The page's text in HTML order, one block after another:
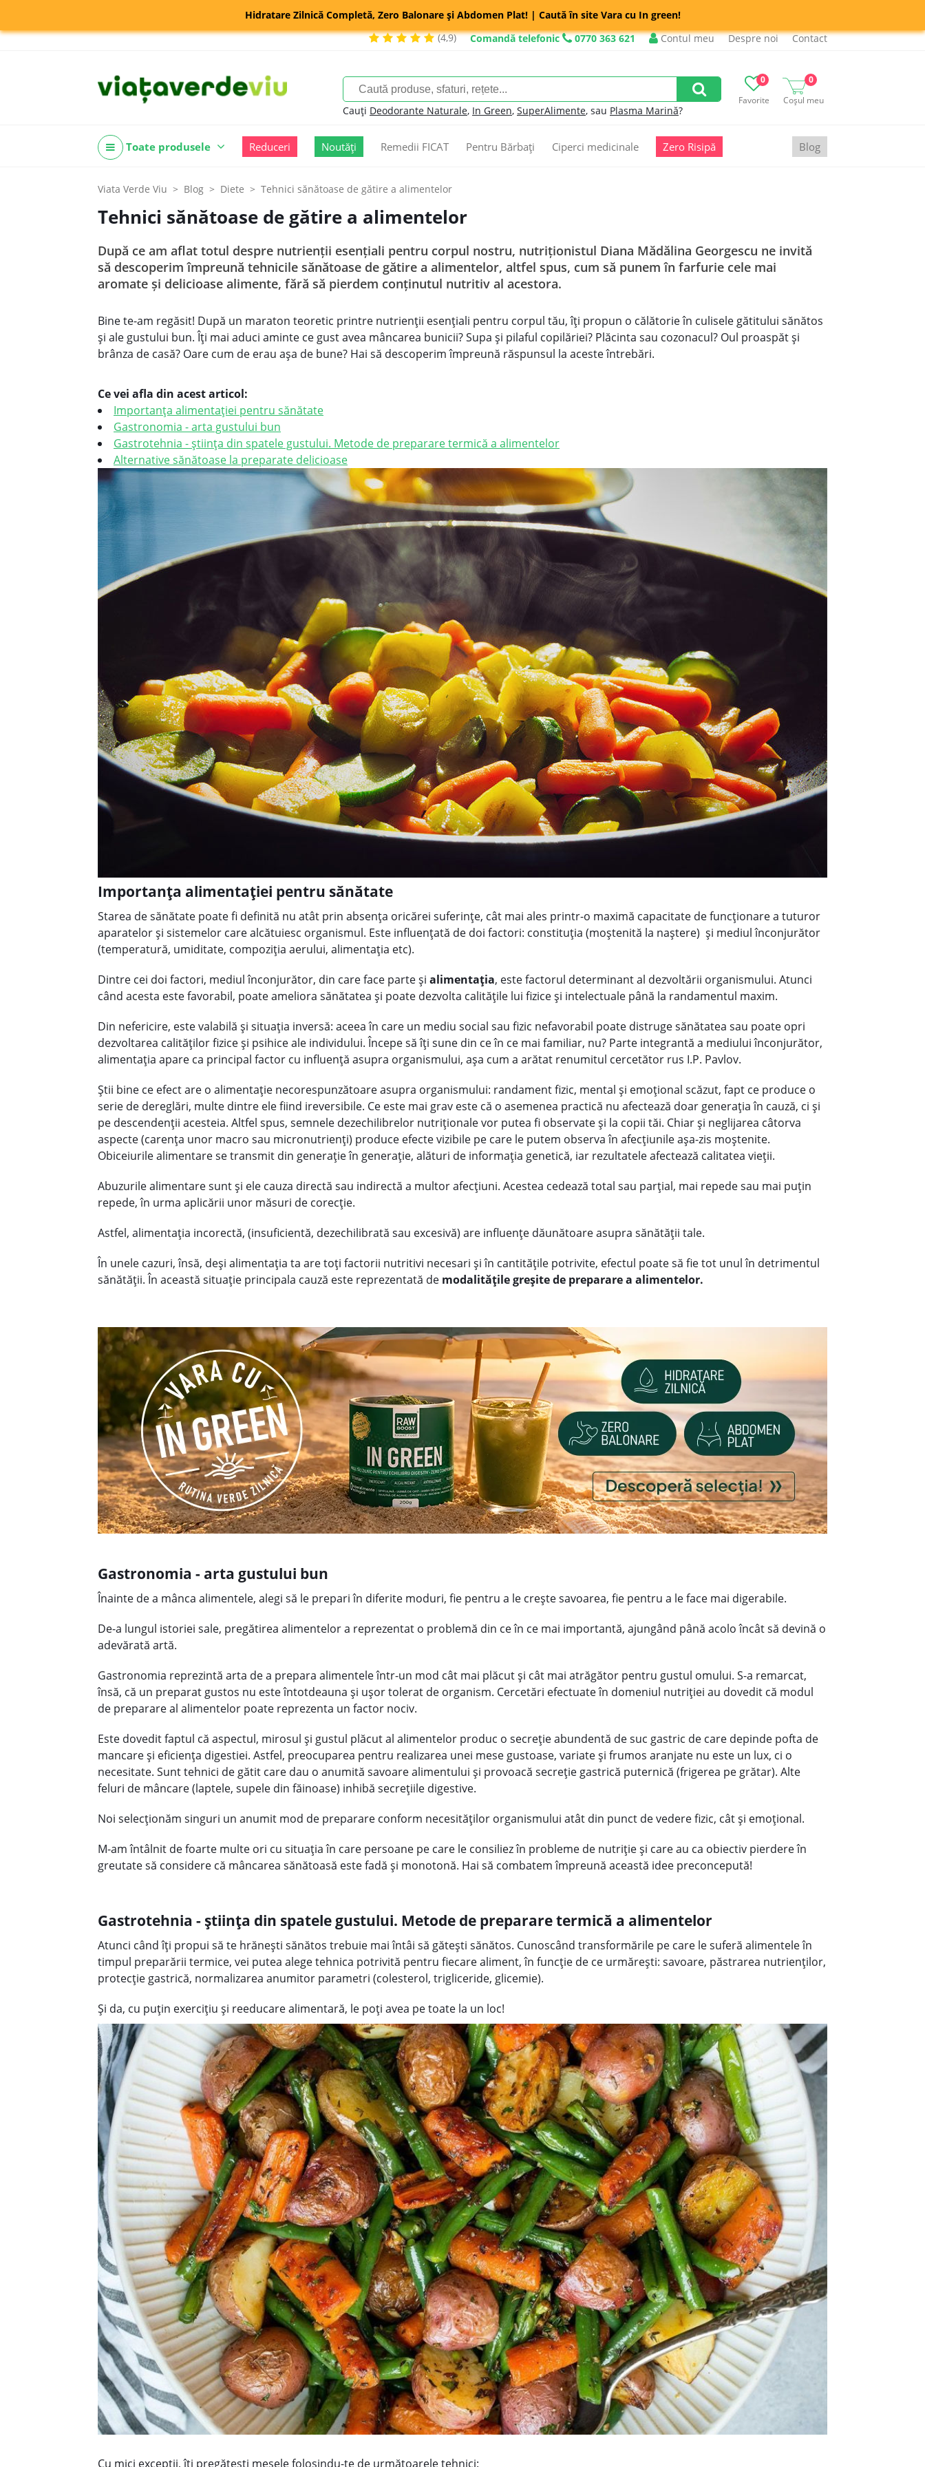
Hidratare Zilnică Completă, Zero Balonare și Abdomen Plat! | Caută în site Vara cu In green!
(4,9)
Comandă telefonic 0770 363 621 Contul meu Despre noi Contact
Favorite
0
Coșul meu
0
Cauți Deodorante Naturale, In Green, SuperAlimente, sau Plasma Marină?
Toate produsele Reduceri Noutăți Remedii FICAT Pentru Bărbați Ciperci medicinale Zero Risipă Blog
Viata Verde Viu Blog Diete Tehnici sănătoase de gătire a alimentelor
Tehnici sănătoase de gătire a alimentelor
După ce am aflat totul despre nutrienții esențiali pentru corpul nostru, nutriționistul Diana Mădălina Georgescu ne invită
să descoperim împreună tehnicile sănătoase de gătire a alimentelor, altfel spus, cum să punem în farfurie cele mai
aromate și delicioase alimente, fără să pierdem conținutul nutritiv al acestora.
Bine te-am regăsit! După un maraton teoretic printre nutrienții esențiali pentru corpul tău, îți propun o călătorie în culisele gătitului sănătos
și ale gustului bun. Îți mai aduci aminte ce gust avea mâncarea bunicii? Supa și pilaful copilăriei? Plăcinta sau cozonacul? Oul proaspăt și
brânza de casă? Oare cum de erau așa de bune? Hai să descoperim împreună răspunsul la aceste întrebări.
Ce vei afla din acest articol:
Importanța alimentației pentru sănătate
Gastronomia - arta gustului bun
Gastrotehnia - știința din spatele gustului. Metode de preparare termică a alimentelor
Alternative sănătoase la preparate delicioase
Importanța alimentației pentru sănătate
Starea de sănătate poate fi definită nu atât prin absența oricărei suferințe, cât mai ales printr-o maximă capacitate de funcționare a tuturor
aparatelor și sistemelor care alcătuiesc organismul. Este influențată de doi factori: constituția (moștenită la naștere) și mediul înconjurător
(temperatură, umiditate, compoziția aerului, alimentația etc).
Dintre cei doi factori, mediul înconjurător, din care face parte și alimentația, este factorul determinant al dezvoltării organismului. Atunci
când acesta este favorabil, poate ameliora sănătatea și poate dezvolta calitățile lui fizice și intelectuale până la randamentul maxim.
Din nefericire, este valabilă și situația inversă: aceea în care un mediu social sau fizic nefavorabil poate distruge sănătatea sau poate opri
dezvoltarea calităților fizice și psihice ale individului. Începe să îți sune din ce în ce mai familiar, nu? Parte integrantă a mediului înconjurător,
alimentația apare ca principal factor cu influență asupra organismului, așa cum a arătat renumitul cercetător rus I.P. Pavlov.
Știi bine ce efect are o alimentație necorespunzătoare asupra organismului: randament fizic, mental și emoțional scăzut, fapt ce produce o
serie de dereglări, multe dintre ele fiind ireversibile. Ce este mai grav este că o asemenea practică nu afectează doar generația în cauză, ci și
pe descendenții acesteia. Altfel spus, semnele dezechilibrelor nutriționale vor putea fi observate și la copii tăi. Chiar și neglijarea câtorva
aspecte (carența unor macro sau micronutrienți) produce efecte vizibile pe care le putem observa în afecțiunile așa-zis moștenite.
Obiceiurile alimentare se transmit din generație în generație, alături de informația genetică, iar rezultatele afectează calitatea vieții.
Abuzurile alimentare sunt și ele cauza directă sau indirectă a multor afecțiuni. Acestea cedează total sau parțial, mai repede sau mai puțin
repede, în urma aplicării unor măsuri de corecție.
Astfel, alimentația incorectă, (insuficientă, dezechilibrată sau excesivă) are influențe dăunătoare asupra sănătății tale.
În unele cazuri, însă, deși alimentația ta are toți factorii nutritivi necesari și în cantitățile potrivite, efectul poate să fie tot unul în detrimentul
sănătății. În această situație principala cauză este reprezentată de modalitățile greșite de preparare a alimentelor.
Gastronomia - arta gustului bun
Înainte de a mânca alimentele, alegi să le prepari în diferite moduri, fie pentru a le crește savoarea, fie pentru a le face mai digerabile.
De-a lungul istoriei sale, pregătirea alimentelor a reprezentat o problemă din ce în ce mai importantă, ajungând până acolo încât să devină o
adevărată artă.
Gastronomia reprezintă arta de a prepara alimentele într-un mod cât mai plăcut şi cât mai atrăgător pentru gustul omului. S-a remarcat,
însă, că un preparat gustos nu este întotdeauna şi uşor tolerat de organism. Cercetări efectuate în domeniul nutriţiei au dovedit că modul
de preparare al alimentelor poate reprezenta un factor nociv.
Este dovedit faptul că aspectul, mirosul și gustul plăcut al alimentelor produc o secreție abundentă de suc gastric de care depinde pofta de
mancare și eficiența digestiei. Astfel, preocuparea pentru realizarea unei mese gustoase, variate și frumos aranjate nu este un lux, ci o
necesitate. Sunt tehnici de gătit care dau o anumită savoare alimentului și provoacă secreție gastrică puternică (frigerea pe grătar). Alte
feluri de mâncare (laptele, supele din făinoase) inhibă secrețiile digestive.
Noi selecționăm singuri un anumit mod de preparare conform necesităților organismului atât din punct de vedere fizic, cât și emoțional.
M-am întâlnit de foarte multe ori cu situația în care persoane pe care le consiliez în probleme de nutriție și care au ca obiectiv pierdere în
greutate să considere că mâncarea sănătoasă este fadă și monotonă. Hai să combatem împreună această idee preconcepută!
Gastrotehnia - știința din spatele gustului. Metode de preparare termică a alimentelor
Atunci când îți propui să te hrănești sănătos trebuie mai întâi să gătești sănătos. Cunoscând transformările pe care le suferă alimentele în
timpul preparării termice, vei putea alege tehnica potrivită pentru fiecare aliment, în funcție de ce urmărești: savoare, păstrarea nutrienților,
protecție gastrică, normalizarea anumitor parametri (colesterol, trigliceride, glicemie).
Și da, cu puțin exercițiu și reeducare alimentară, le poți avea pe toate la un loc!
Cu mici excepții, îți pregătești mesele folosindu-te de următoarele tehnici: